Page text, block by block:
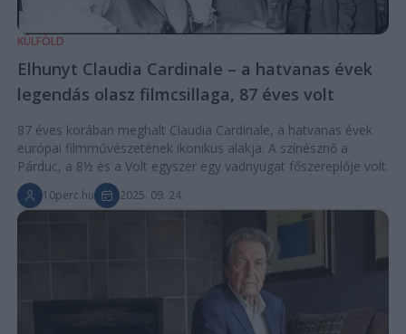
KÜLFÖLD
Elhunyt Claudia Cardinale – a hatvanas évek
legendás olasz filmcsillaga, 87 éves volt
87 éves korában meghalt Claudia Cardinale, a hatvanas évek
európai filmművészetének ikonikus alakja. A színésznő a
Párduc, a 8½ és a Volt egyszer egy vadnyugat főszereplője volt.
10perc.hu 2025. 09. 24.